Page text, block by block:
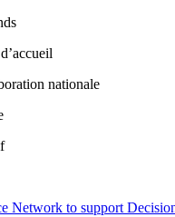
nationale
Network to support